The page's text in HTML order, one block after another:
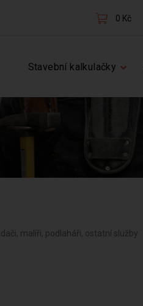
0 Kč
Stavební kalkulačky
malíři, podlaháři, ostatní služby